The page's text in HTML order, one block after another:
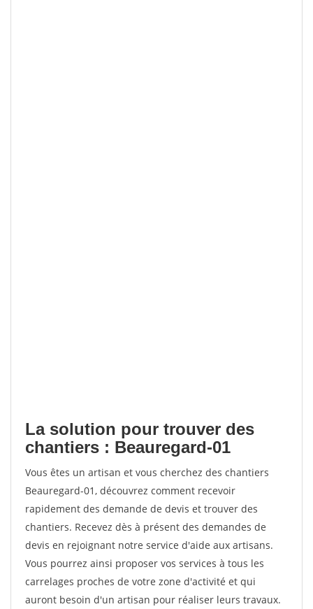
La solution pour trouver des
chantiers : Beauregard-01
Vous êtes un artisan et vous cherchez des chantiers
Beauregard-01, découvrez comment recevoir
rapidement des demande de devis et trouver des
chantiers. Recevez dès à présent des demandes de
devis en rejoignant notre service d'aide aux artisans.
Vous pourrez ainsi proposer vos services à tous les
carrelages proches de votre zone d'activité et qui
auront besoin d'un artisan pour réaliser leurs travaux.